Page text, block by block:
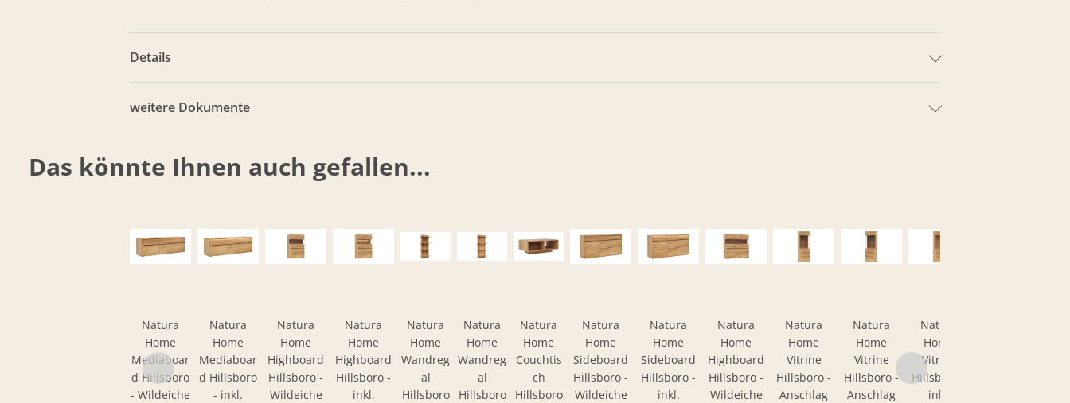
Details
weitere Dokumente
Das könnte Ihnen auch gefallen...
Natura
Home
Mediaboar
d Hillsboro
- Wildeiche
Natura
Home
Mediaboar
d Hillsboro
- inkl.
Natura
Home
Highboard
Hillsboro -
Wildeiche
Natura
Home
Highboard
Hillsboro -
inkl.
Natura
Home
Wandreg
al
Hillsboro
Natura
Home
Wandreg
al
Hillsboro
Natura
Home
Couchtis
ch
Hillsboro
Natura
Home
Sideboard
Hillsboro -
Wildeiche
Natura
Home
Sideboard
Hillsboro -
inkl.
Natura
Home
Highboard
Hillsboro -
Wildeiche
Natura
Home
Vitrine
Hillsboro -
Anschlag
Natura
Home
Vitrine
Hillsboro -
Anschlag
Natura
Home
Vitrine
Hillsboro -
inkl.